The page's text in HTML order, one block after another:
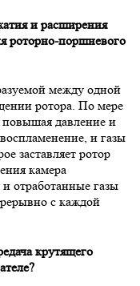
и расширения
роторно-поршневого
между одной
ротора. По мере
давление и
и газы
заставляет ротор
камера
отработанные газы
с каждой
крутящего